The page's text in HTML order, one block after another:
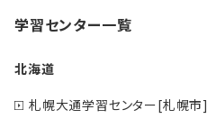
学習センター一覧
北海道
札幌大通学習センター[札幌市]